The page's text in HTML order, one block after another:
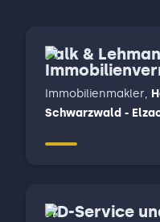
Falk &
Immobilienmakler,
Schwarzwald -
HD-Service